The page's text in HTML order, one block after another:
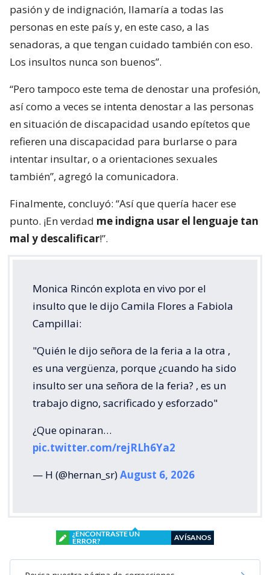
pasión y de indignación, llamaría a todas las
personas en este país y, en este caso, a las
senadoras, a que tengan cuidado también con eso.
Los insultos nunca son buenos”.
“Pero tampoco este tema de denostar una profesión,
así como a veces se intenta denostar a las personas
en situación de discapacidad usando epítetos que
refieren una discapacidad para burlarse o para
intentar insultar, o a orientaciones sexuales
también”, agregó la comunicadora.
Finalmente, concluyó: “Así que quería hacer ese
punto. ¡En verdad me indigna usar el lenguaje tan
mal y descalificar!”.
Monica Rincón explota en vivo por el
insulto que le dijo Camila Flores a Fabiola
Campillai:
"Quién le dijo señora de la feria a la otra ,
es una vergüenza, porque ¿cuando ha sido
insulto ser una señora de la feria? , es un
trabajo digno, sacrificado y esforzado"
¿Que opinaran…
pic.twitter.com/rejRLh6Ya2
— H (@hernan_sr)August 6, 2026
¿ENCONTRASTE UN
ERROR?
AVÍSANOS